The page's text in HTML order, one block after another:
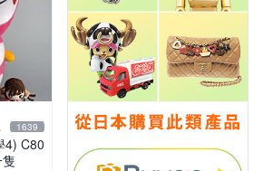
1639
4) C80